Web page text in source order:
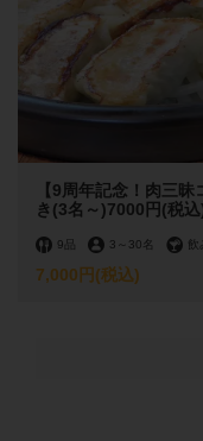
【9周年記念！肉三
き(3名～)7000円(税込
9品 3 ～ 30名 飲
7,000円 (税込)